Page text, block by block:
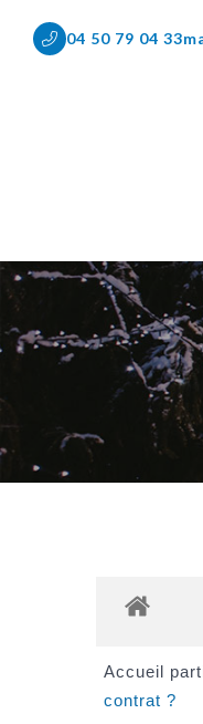
04 50 79 04 33
Accueil
contrat ?